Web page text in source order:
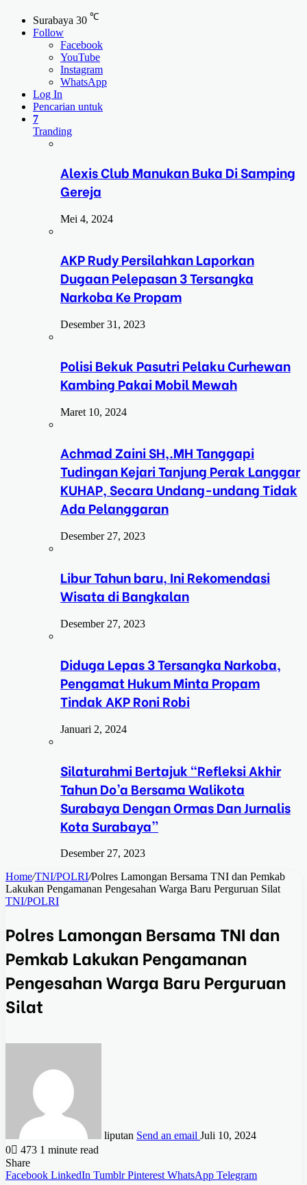
Surabaya 30 ℃
Follow
Facebook
YouTube
Instagram
WhatsApp
Log In
Pencarian untuk
7
Tranding
Alexis Club Manukan Buka Di Samping
Gereja
Mei 4, 2024
AKP Rudy Persilahkan Laporkan
Dugaan Pelepasan 3 Tersangka
Narkoba Ke Propam
Desember 31, 2023
Polisi Bekuk Pasutri Pelaku Curhewan
Kambing Pakai Mobil Mewah
Maret 10, 2024
Achmad Zaini SH,.MH Tanggapi
Tudingan Kejari Tanjung Perak Langgar
KUHAP, Secara Undang-undang Tidak
Ada Pelanggaran
Desember 27, 2023
Libur Tahun baru, Ini Rekomendasi
Wisata di Bangkalan
Desember 27, 2023
Diduga Lepas 3 Tersangka Narkoba,
Pengamat Hukum Minta Propam
Tindak AKP Roni Robi
Januari 2, 2024
Silaturahmi Bertajuk “Refleksi Akhir
Tahun Do’a Bersama Walikota
Surabaya Dengan Ormas Dan Jurnalis
Kota Surabaya”
Desember 27, 2023
Home/TNI/POLRI/Polres Lamongan Bersama TNI dan Pemkab
Lakukan Pengamanan Pengesahan Warga Baru Perguruan Silat
TNI/POLRI
Polres Lamongan Bersama TNI dan
Pemkab Lakukan Pengamanan
Pengesahan Warga Baru Perguruan
Silat
liputan Send an email Juli 10, 2024
0
473 1 minute read
Share
Facebook LinkedIn Tumblr Pinterest WhatsApp Telegram